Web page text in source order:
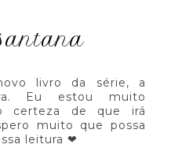
livro da série, a
Eu estou muito
certeza de que irá
muito que possa
leitura ❤